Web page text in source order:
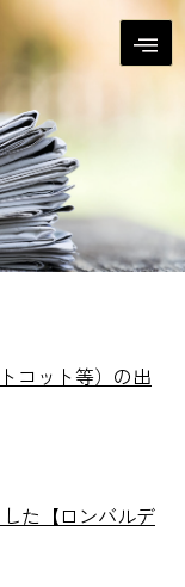
コット等）の出
した【ロンバルデ